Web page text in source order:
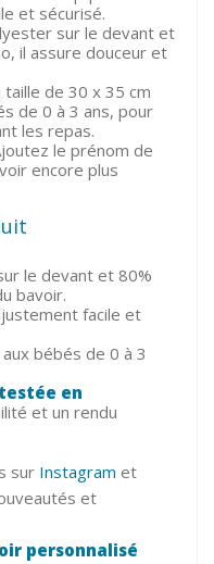
et sécurisé.
sur le devant et
il assure douceur et
taille de 30 x 35 cm
de 0 à 3 ans, pour
les repas.
le prénom de
encore plus
le devant et 80%
bavoir.
facile et
bébés de 0 à 3
en
et un rendu
sur Instagram et
et
personnalisé